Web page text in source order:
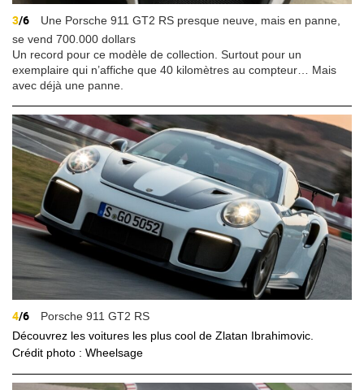
3/6
Une Porsche 911 GT2 RS presque neuve, mais en panne,
se vend 700.000 dollars
Un record pour ce modèle de collection. Surtout pour un
exemplaire qui n’affiche que 40 kilomètres au compteur… Mais
avec déjà une panne.
4/6
Porsche 911 GT2 RS
Découvrez les voitures les plus cool de Zlatan Ibrahimovic.
Crédit photo : Wheelsage